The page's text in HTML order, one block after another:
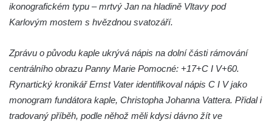
Křížová cesta Římov – XXIV. kaple – Pieta
Křížová cesta Římov – XXII. kaple – Šimon
Cyrénský pomáhá Ježíši nést kříž
Křížová cesta Římov – XXI. kaple –
Popravní brána
ikonografickém typu – mrtvý Jan na hladině Vltavy pod
Karlovým mostem s hvězdnou svatozáří.
Zprávu o původu kaple ukrývá nápis na dolní části rámování
centrálního obrazu Panny Marie Pomocné: +17+C I V+60.
Rynartický kronikář Ernst Vater identifikoval nápis C I V jako
monogram fundátora kaple, Christopha Johanna Vattera. Přidal i
tradovaný příběh, podle něhož měli kdysi dávno žít ve